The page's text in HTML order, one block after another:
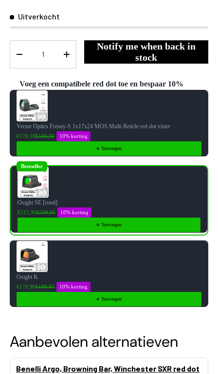
Uitverkocht
-
+
Notify me when back in
stock
Voeg een compatibele red dot toe en bespaar 10%
Use the Previous and Next buttons to navigate through product
Vector Optics Frenzy-S 1x17x24 MOS Multi Reticle red dot vizier
€170,10€189,00 10% korting
Toevoegen
Osight SE [rood]
€215,96€239,95 10% korting
Toevoegen
Bestseller
Osight K
€170,96€189,95 10% korting
Toevoegen
Aanbevolen alternatieven
Benelli Argo, Browning Bar, Winchester SXR red dot